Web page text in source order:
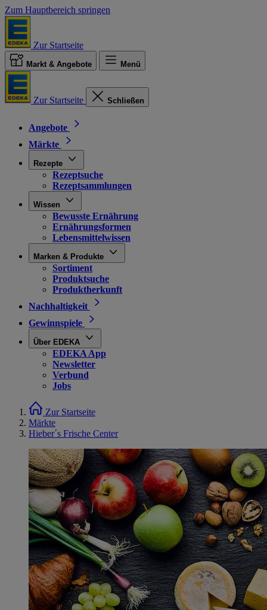
Zum Hauptbereich springen
Zur Startseite
Markt & Angebote Menü
Zur Startseite Schließen
Angebote
Märkte
Rezepte
Rezeptsuche
Rezeptsammlungen
Wissen
Bewusste Ernährung
Ernährungsformen
Lebensmittelwissen
Marken & Produkte
Sortiment
Produktsuche
Produktherkunft
Nachhaltigkeit
Gewinnspiele
Über EDEKA
EDEKA App
Newsletter
Verbund
Jobs
Zur Startseite
Märkte
Hieber´s Frische Center